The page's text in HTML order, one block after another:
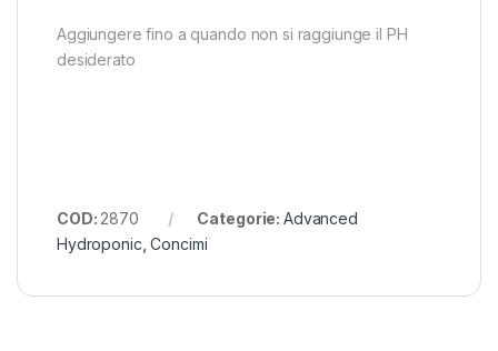
Aggiungere fino a quando non si raggiunge il PH
desiderato
COD: 2870 Categorie: Advanced
Hydroponic ,Concimi